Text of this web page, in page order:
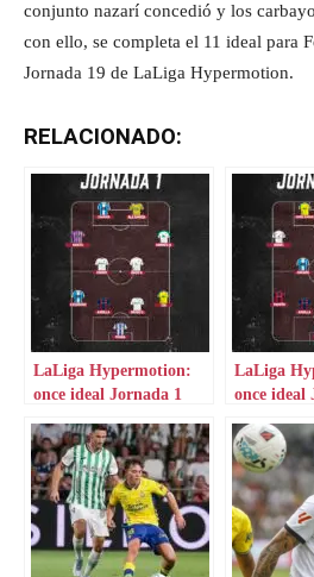
conjunto nazarí concedió y los
con ello, se completa el 11 ideal para
Jornada 19 de LaLiga Hypermotion.
RELACIONADO:
LaLiga Hypermotion:
once ideal Jornada 1
LaLiga
once ideal